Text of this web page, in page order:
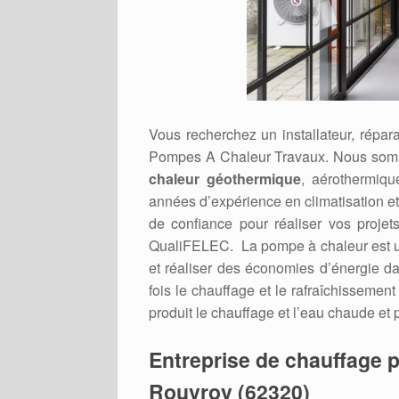
Vous recherchez un installateur,
Pompes A Chaleur Travaux. Nous
chaleur géothermique,
années d’expérience en climatisation
de confiance pour réaliser vos
QualiFELEC. La pompe à chaleur est
et réaliser des économies d’énergie
fois le chauffage et le
produit le chauffage et l’eau chaude
Entreprise de chauffage
Rouvroy (62320)